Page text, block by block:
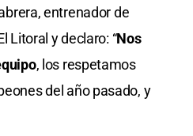
entrenador de
Litoral y declaro: “Nos
, los respetamos
del año pasado, y